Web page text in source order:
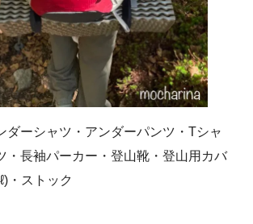
ダーシャツ・アンダーパンツ・Tシャ
・長袖パーカー・登山靴・登山用カバ
・ストック